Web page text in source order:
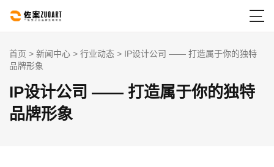

首页 > 新闻中心 > 行业动态 > IP设计公司 —— 打造属于你的独特
品牌形象
IP设计公司 —— 打造属于你的独特
品牌形象